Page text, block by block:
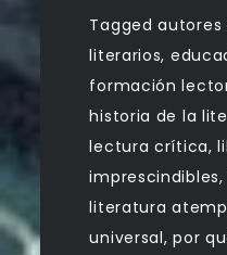
Taggedautores
literarios,
formación
historia de la
lectura crítica,
imprescindibles
literatura
universal,por